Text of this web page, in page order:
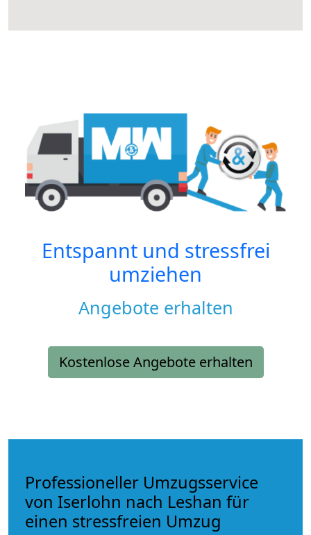
Entspannt und stressfrei
umziehen
Angebote erhalten
Kostenlose Angebote erhalten
Professioneller Umzugsservice
von Iserlohn nach Leshan für
einen stressfreien Umzug